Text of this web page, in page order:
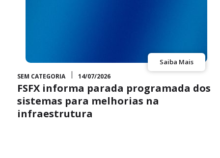
Saiba Mais
SEM CATEGORIA 14/07/2026
FSFX informa parada programada dos
sistemas para melhorias na
infraestrutura